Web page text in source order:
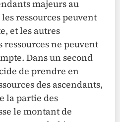
majeurs au
ressources peuvent
et les autres
ne peuvent
Dans un second
de prendre en
des ascendants,
la partie des
le montant de